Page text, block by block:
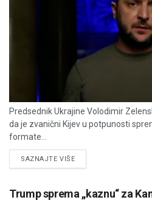
Predsednik Ukrajine Volodimir
da je zvanični Kijev u potpunosti
formate...
SAZNAJTE VIŠEDETAILS
Trump sprema „kaznu“ za